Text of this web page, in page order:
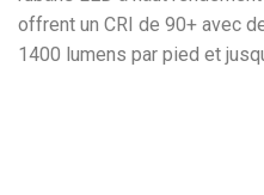
offrent un CRI de 90+ avec
1400 lumens par pied et